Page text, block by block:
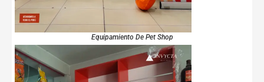
Equipamiento De Pet Shop